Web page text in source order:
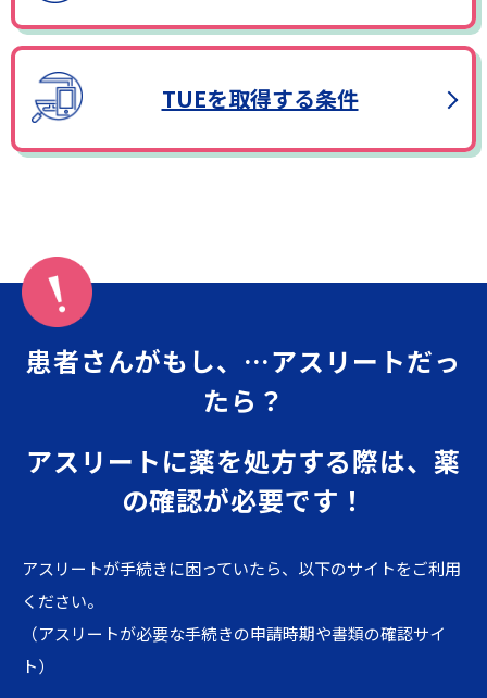
TUEを取得する条件
患者さんがもし、…アスリートだっ
たら？
アスリートに薬を処方する際は、薬
の確認が必要です！
アスリートが手続きに困っていたら、以下のサイトをご利用
ください。
（アスリートが必要な手続きの申請時期や書類の確認サイ
ト）